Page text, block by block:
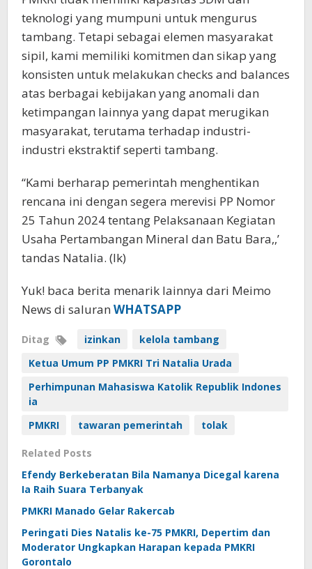
teknologi yang mumpuni untuk mengurus
tambang. Tetapi sebagai elemen masyarakat
sipil, kami memiliki komitmen dan sikap yang
konsisten untuk melakukan checks and balances
atas berbagai kebijakan yang anomali dan
ketimpangan lainnya yang dapat merugikan
masyarakat, terutama terhadap industri-
industri ekstraktif seperti tambang.
“Kami berharap pemerintah menghentikan
rencana ini dengan segera merevisi PP Nomor
25 Tahun 2024 tentang Pelaksanaan Kegiatan
Usaha Pertambangan Mineral dan Batu Bara,,’
tandas Natalia. (lk)
Yuk! baca berita menarik lainnya dari Meimo
News di saluran WHATSAPP
Ditag izinkan
kelola tambang
Ketua Umum PP PMKRI Tri Natalia Urada
Perhimpunan Mahasiswa Katolik Republik Indones
ia
PMKRI
tawaran pemerintah tolak
Related Posts
Efendy Berkeberatan Bila Namanya Dicegal karena
Ia Raih Suara Terbanyak
PMKRI Manado Gelar Rakercab
Peringati Dies Natalis ke-75 PMKRI, Depertim dan
Moderator Ungkapkan Harapan kepada PMKRI
Gorontalo